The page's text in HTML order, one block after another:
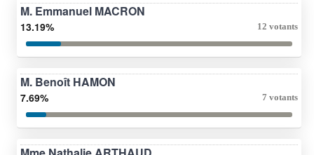
M. Emmanuel MACRON
13.19% 12 votants
M. Benoît HAMON
7.69% 7 votants